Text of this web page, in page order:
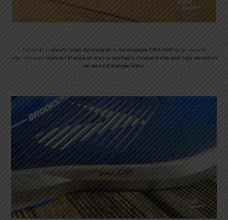
Dotée d’un amorti super dynamique, la technologie DNA AMPde la semelle
intermédiaire capture l’énergie et vous la restitue à chaque foulée pour une sensation
de retour d’énergie infini